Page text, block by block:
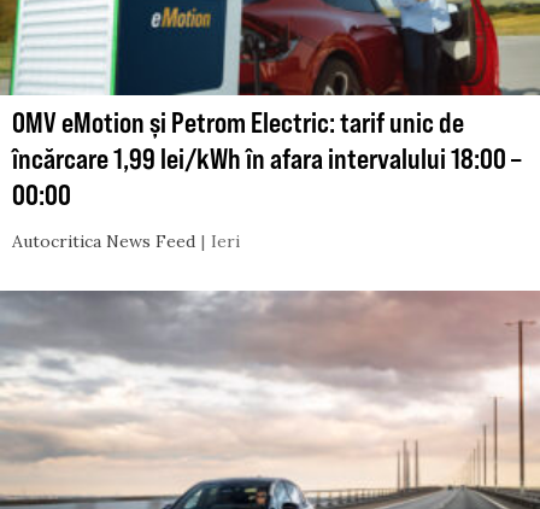
OMV eMotion și Petrom Electric: tarif unic de
încărcare 1,99 lei/kWh în afara intervalului 18:00 –
00:00
Autocritica News Feed Ieri